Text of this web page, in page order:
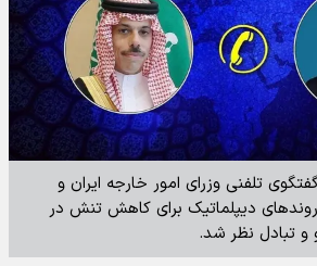
تلفنی وزرای امور خارجه ایران و
روندهای دیپلماتیک برای کاهش تنش در
و تبادل نظر شد.